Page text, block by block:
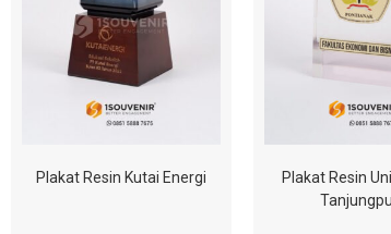
Plakat Resin Kutai Energi
Plakat Resin